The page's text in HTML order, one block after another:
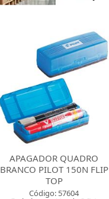
APAGADOR QUADRO
BRANCO PILOT 150N FLIP
TOP
Código: 57604